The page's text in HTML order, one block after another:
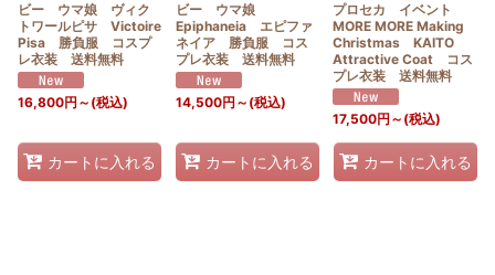
ビー ウマ娘 ヴィク
トワールピサ Victoire
Pisa 勝負服 コスプ
レ衣装 送料無料
16,800円 ～ (税込)
カートに入れる
ビー ウマ娘
Epiphaneia エピファ
ネイア 勝負服 コス
プレ衣装 送料無料
14,500円 ～ (税込)
カートに入れる
プロセカ イベント
MORE MORE Making
Christmas KAITO
Attractive Coat コス
プレ衣装 送料無料
17,500円 ～ (税込)
カートに入れる